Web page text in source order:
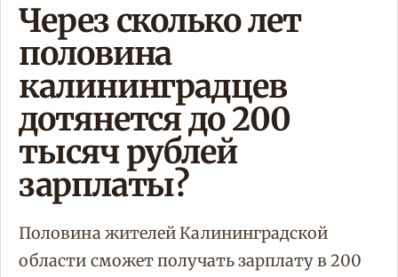
Через сколько лет
половина
калининградцев
дотянется до 200
тысяч рублей
зарплаты?
Половина жителей Калининградской
области сможет получать зарплату в 200